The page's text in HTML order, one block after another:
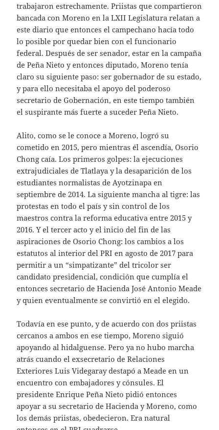
trabajaron estrechamente. Priistas que compartieron
bancada con Moreno en la LXII Legislatura relatan a
este diario que entonces el campechano hacía todo
lo posible por quedar bien con el funcionario
federal. Después de ser senador, estar en la campaña
de Peña Nieto y entonces diputado, Moreno tenía
claro su siguiente paso: ser gobernador de su estado,
y para ello necesitaba el apoyo del poderoso
secretario de Gobernación, en este tiempo también
el suspirante más fuerte a suceder Peña Nieto.
Alito, como se le conoce a Moreno, logró su
cometido en 2015, pero mientras él ascendía, Osorio
Chong caía. Los primeros golpes: la ejecuciones
extrajudiciales de Tlatlaya y la desaparición de los
estudiantes normalistas de Ayotzinapa en
septiembre de 2014. La siguiente mancha al tigre: las
protestas en todo el país y sin control de los
maestros contra la reforma educativa entre 2015 y
2016. Y el tercer acto y el inicio del fin de las
aspiraciones de Osorio Chong: los cambios a los
estatutos al interior del PRI en agosto de 2017 para
permitir a un “simpatizante” del tricolor ser
candidato presidencial, condición que cumplía el
entonces secretario de Hacienda José Antonio Meade
y quien eventualmente se convirtió en el elegido.
Todavía en ese punto, y de acuerdo con dos priistas
cercanos a ambos en ese tiempo, Moreno siguió
apoyando al hidalguense. Pero ya no hubo marcha
atrás cuando el exsecretario de Relaciones
Exteriores Luis Videgaray destapó a Meade en un
encuentro con embajadores y cónsules. El
presidente Enrique Peña Nieto pidió entonces
apoyar a su secretario de Hacienda y Moreno, como
los demás priistas, obedecieron. Era natural